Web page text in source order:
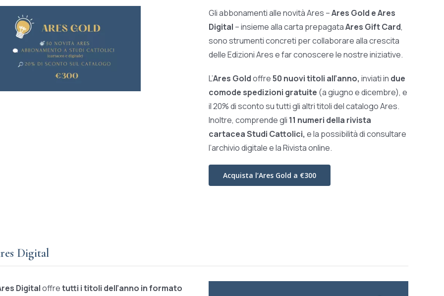
Gli abbonamenti alle novità Ares –Ares Gold e Ares
Digital – insieme alla carta prepagataAres Gift Card,
sono strumenti concreti per collaborare alla crescita
delle Edizioni Ares e far conoscere le nostre iniziative.
L’Ares Goldoffre50 nuovi titoli all’anno, inviati in due
comode spedizioni gratuite (a giugno e dicembre), e
il 20% di sconto su tutti gli altri titoli del catalogo Ares.
Inoltre, comprende gli 11 numeri della rivista
cartacea Studi Cattolici, e la possibilità di consultare
l’archivio digitale e la Rivista online.
Acquista l’Ares Gold a €300
Digital
Digitaloffretutti i titoli dell’anno in formato